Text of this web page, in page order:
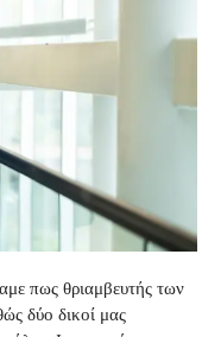
πως θριαμβευτής των
δύο δικοί μας